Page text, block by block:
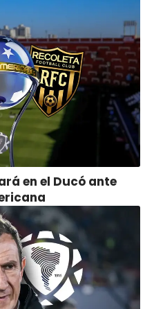
en el Ducó ante